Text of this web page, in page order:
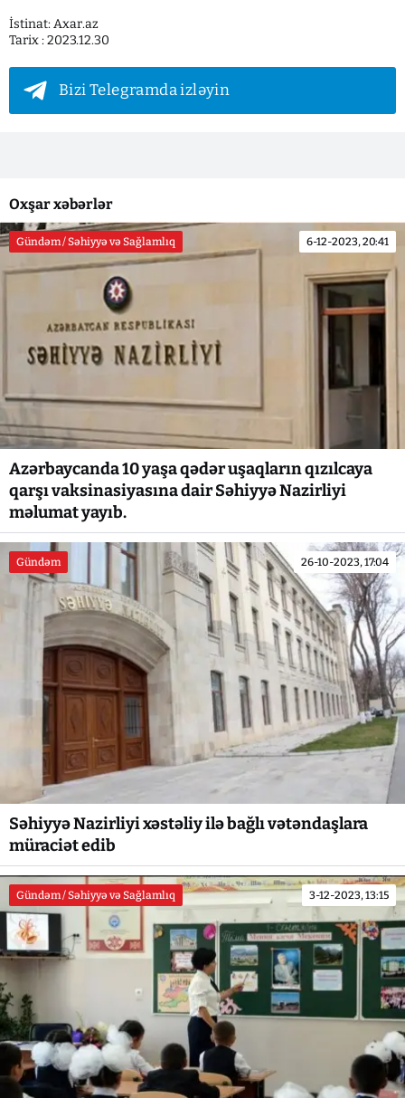
İstinat: Axar.az
Tarix : 2023.12.30
Bizi Telegramda izləyin
Oxşar xəbərlər
Gündəm / Səhiyyə və Sağlamlıq 6-12-2023, 20:41
Azərbaycanda 10 yaşa qədər uşaqların qızılcaya
qarşı vaksinasiyasına dair Səhiyyə Nazirliyi
məlumat yayıb.
Gündəm 26-10-2023, 17:04
Səhiyyə Nazirliyi xəstəliy ilə bağlı vətəndaşlara
müraciət edib
Gündəm / Səhiyyə və Sağlamlıq 3-12-2023, 13:15